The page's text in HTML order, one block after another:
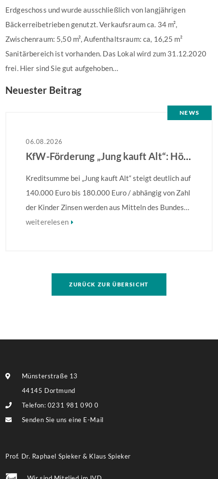
Erdgeschoss und wurde ausschließlich von langjährigen
Bäckerreibetrieben genutzt. Verkaufsraum ca. 34 m²,
Zwischenraum: 5,50 m², Aufenthaltsraum: ca, 16,25 m²
Sanitärbereich ist vorhanden. Das Lokal wird zum 31.12.2020
frei. Hier sind Sie gut aufgehoben…
Neuester Beitrag
NEWS
06.08.2026
KfW-Förderung „Jung kauft Alt“: Höhere Kredite ab August 2026
Kreditsumme bei „Jung kauft Alt“ steigt deutlich auf
140.000 Euro bis 180.000 Euro / abhängig von Zahl
der Kinder Zinsen werden aus Mitteln des Bundes
verbilligt: Heutiger Zins bei 0,53 Prozent effektiv
Sanierung in Einzelmaßnahmen […]
weiterelesen
ZURÜCK ZUR ÜBERSICHT
Münsterstraße 13
44145 Dortmund
Telefon: 0231 981 090 0
Senden Sie uns eine E-Mail
Prof. Dr. Raphael Spieker & Klaus Spieker